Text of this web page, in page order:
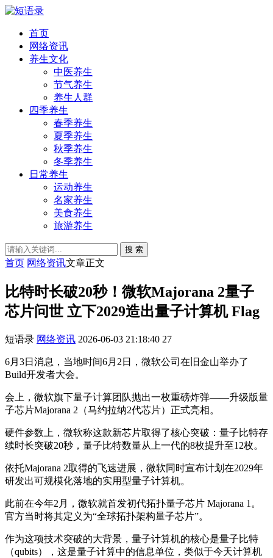
首页
网络资讯
养生文化
中医养生
节气养生
养生人群
四季养生
春季养生
夏季养生
秋季养生
冬季养生
日常养生
运动养生
名家养生
美食养生
旅游养生
搜 索
首页 网络资讯文章正文
比特时长破20秒！微软Majorana 2量子
芯片问世 立下2029造出量子计算机 Flag
短语录 网络资讯 2026-06-03 21:18:40 27
6月3日消息，当地时间6月2日，微软公司在旧金山举办了
Build开发者大会。
会上，微软旗下量子计算团队抛出一枚重磅炸弹——升级版量
子芯片Majorana 2（马约拉纳2代芯片）正式亮相。
硬件参数上，微软称这款新芯片取得了核心突破：量子比特存
续时长突破20秒，量子比特数量从上一代的8枚提升至12枚。
依托Majorana 2取得的飞速进展，微软同时宣布计划在2029年
研发出可规模化落地的实用型量子计算机。
此前在今年2月，微软就首发初代拓扑量子芯片 Majorana 1。
官方当时将其定义为“全球拓扑架构量子芯片”。
作为这项技术突破的大背景，量子计算机的核心是量子比特
（qubits），这是量子计算中的信息单位，类似于今天计算机